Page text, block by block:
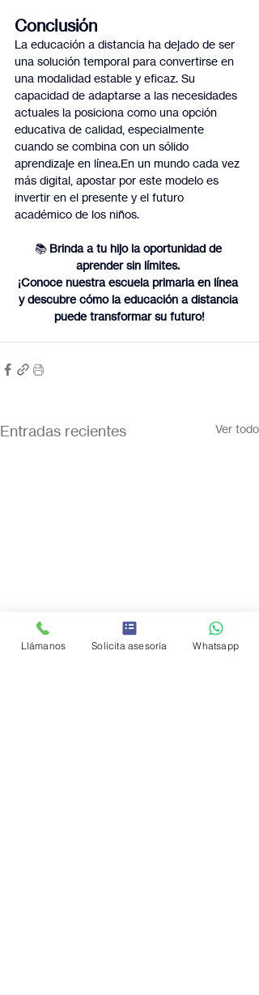
Conclusión
La educación a distancia ha dejado de ser
una solución temporal para convertirse en
una modalidad estable y eficaz. Su
capacidad de adaptarse a las necesidades
actuales la posiciona como una opción
educativa de calidad, especialmente
cuando se combina con un sólido
aprendizaje en línea.En un mundo cada vez
más digital, apostar por este modelo es
invertir en el presente y el futuro
académico de los niños.
📚 Brinda a tu hijo la oportunidad de
aprender sin límites.
¡Conoce nuestra escuela primaria en línea
y descubre cómo la educación a distancia
puede transformar su futuro!
Entradas recientes Ver todo
Llámanos Solicita asesoría Whatsapp